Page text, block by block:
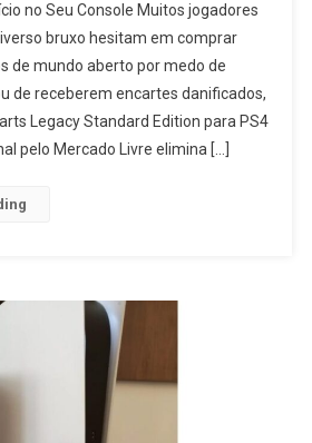
PS4
Vale
A
Pena?
Análise
Do
no Seu Console Muitos jogadores
bruxo hesitam em comprar
de mundo aberto por medo de
de receberem encartes danificados,
Legacy Standard Edition para PS4
pelo Mercado Livre elimina […]